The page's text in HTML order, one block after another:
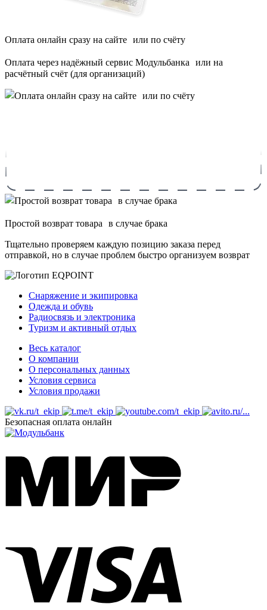
Оплата онлайн сразу на сайте или по счёту
Оплата через надёжный сервис Модульбанка или на
расчётный счёт (для организаций)
Простой возврат товара в случае брака
Тщательно проверяем каждую позицию заказа перед
отправкой, но в случае проблем быстро организуем возврат
Снаряжение и экипировка
Одежда и обувь
Радиосвязь и электроника
Туризм и активный отдых
Весь каталог
О компании
О персональных данных
Условия сервиса
Условия продажи
Безопасная оплата онлайн